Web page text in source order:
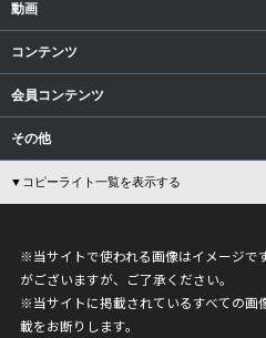
動画
コンテンツ
会員コンテンツ
その他
▼コピーライト一覧を表示する
※当サイトで使われる画像はイメージで
がございますが、ご了承ください。
※当サイトに掲載されているすべての画
載をお断りします。